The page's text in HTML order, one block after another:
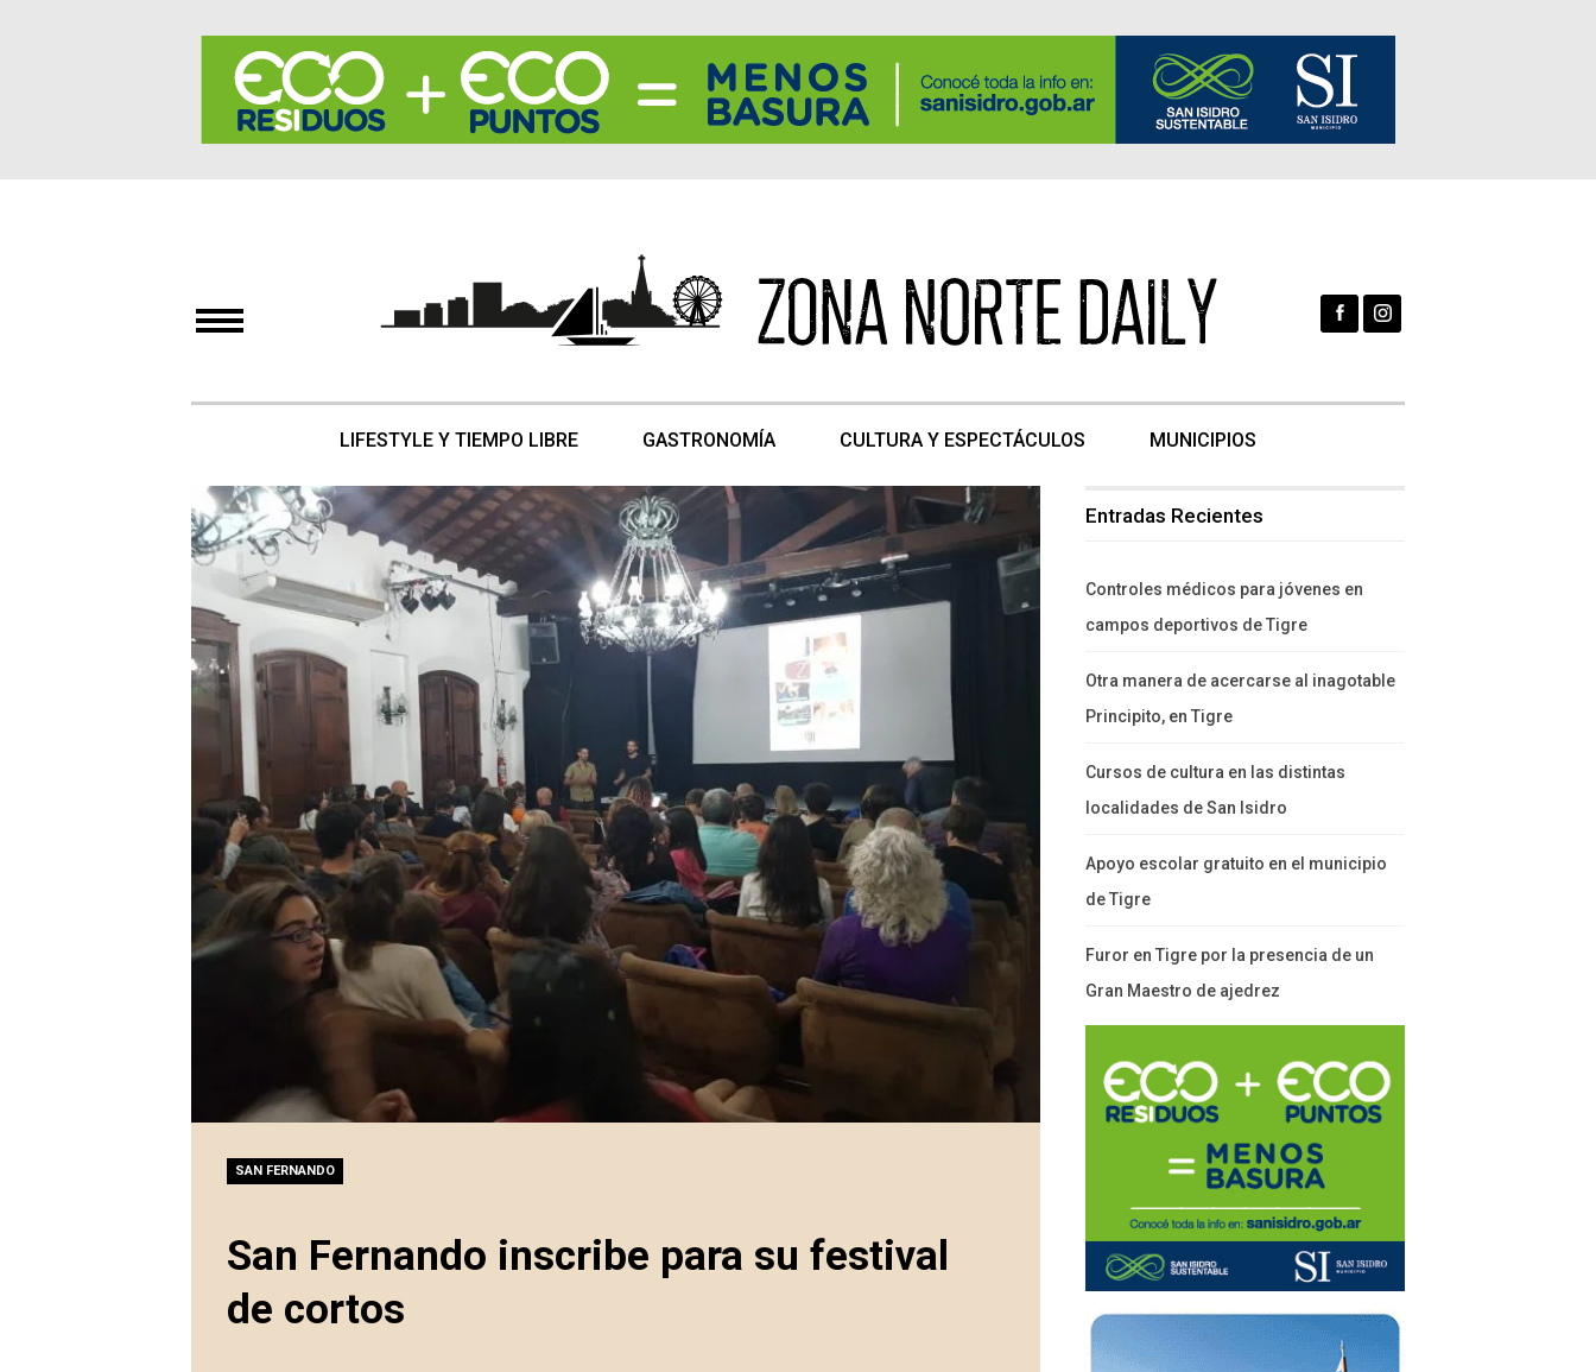
LIFESTYLE Y TIEMPO LIBRE GASTRONOMÍA CULTURA Y ESPECTÁCULOS MUNICIPIOS
SAN FERNANDO
San Fernando inscribe para su festival
de cortos
Entradas Recientes
Controles médicos para jóvenes en
campos deportivos de Tigre
Otra manera de acercarse al inagotable
Principito, en Tigre
Cursos de cultura en las distintas
localidades de San Isidro
Apoyo escolar gratuito en el municipio
de Tigre
Furor en Tigre por la presencia de un
Gran Maestro de ajedrez